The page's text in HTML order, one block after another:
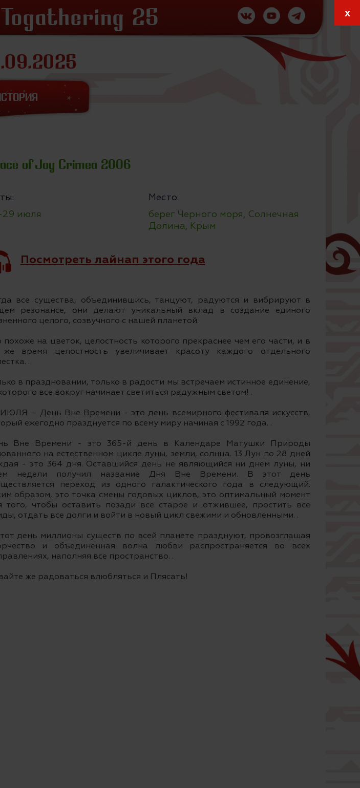
25
of Joy Crimea 2006
29 июля
Место:
берег Черного моря, Солнечная
Долина, Крым
Посмотреть лайнап этого года
все существа, объединившись, танцуют, радуются и вибрируют в
резонансе, они делают уникальный вклад в создание единого
целого, созвучного с нашей планетой.
похоже на цветок, целостность которого прекраснее чем его части, и в
время целостность увеличивает красоту каждого отдельного
.
в праздновании, только в радости мы встречаем истинное единение,
все вокруг начинает светиться радужным светом! .
– День Вне Времени - это день всемирного фестиваля искусств,
ежегодно празднуется по всему миру начиная с 1992 года. .
Вне Времени - это 365-й день в Календаре Матушки Природы
на естественном цикле луны, земли, солнца. 13 Лун по 28 дней
- это 364 дня. Оставшийся день не являющийся ни днем луны, ни
недели получил название Дня Вне Времени. В этот день
переход из одного галактического года в следующий.
образом, это точка смены годовых циклов, это оптимальный момент
того, чтобы оставить позади все старое и отжившее, простить все
отдать все долги и войти в новый цикл свежими и обновленными. .
день миллионы существ по всей планете празднуют, провозглашая
и объединенная волна любви распространяется во всех
наполняя все пространство. .
же радоваться влюбляться и Плясать!
x